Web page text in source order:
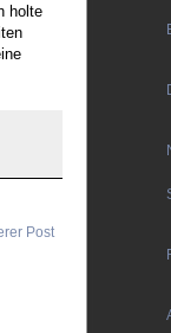
holte
Post